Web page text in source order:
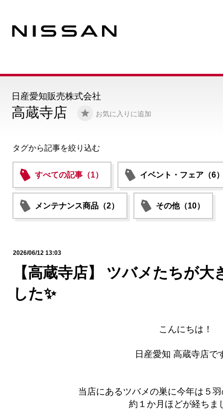
高蔵寺店 お気に入りに追加
日産愛知販売株式会社
タグから記事を絞り込む
すべての記事（1） イベント・フェア（6
メンテナンス商品（2） その他（10）
2026/06/12 13:03
【高蔵寺店】 ツバメたちが大
した✨
こんにちは！
日産愛知 高蔵寺店で
当店にあるツバメの巣に今年は５
約１か月ほどが経ちま